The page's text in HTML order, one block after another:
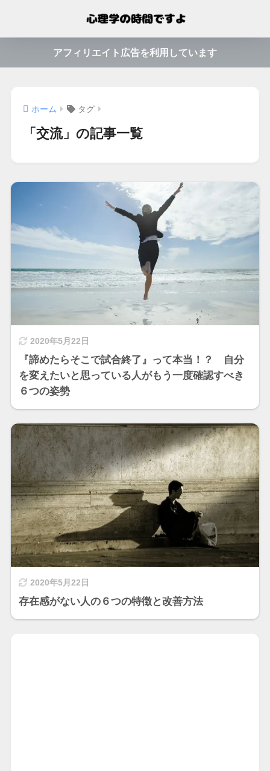
アフィリエイト広告を利用しています
ホーム タグ
「交流」の記事一覧
2020年5月22日
『諦めたらそこで試合終了』って本当！？ 自分
を変えたいと思っている人がもう一度確認すべき
６つの姿勢
2020年5月22日
存在感がない人の６つの特徴と改善方法